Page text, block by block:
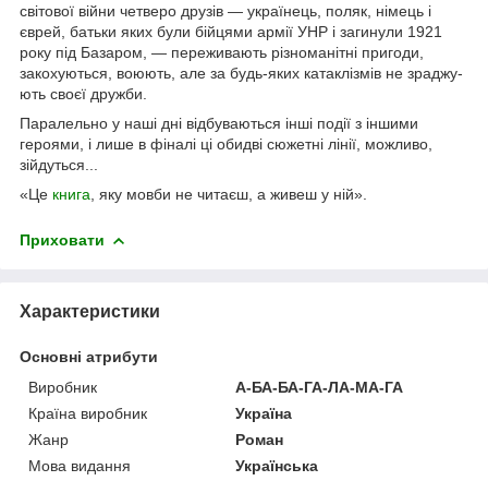
світової війни четверо друзів — українець, поляк, німець і
єврей, батьки яких були бійцями армії УНР і загинули 1921
року під Базаром, — переживають різноманітні пригоди,
закохуються, воюють, але за будь-яких катаклізмів не зраджу­
ють своєї дружби.
Паралельно у наші дні відбуваються інші події з іншими
героями, і лише в фіналі ці обидві сюжетні лінії, можливо,
зійдуться...
«Це книга , яку мовби не читаєш, а живеш у ній».
Приховати
Характеристики
Основні атрибути
Виробник
А-БА-БА-ГА-ЛА-МА-ГА
Країна виробник
Україна
Жанр
Роман
Мова видання
Українська